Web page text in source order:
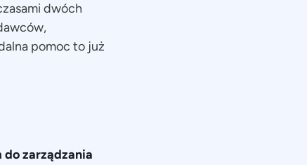
dwóch
pomoc to już
zarządzania